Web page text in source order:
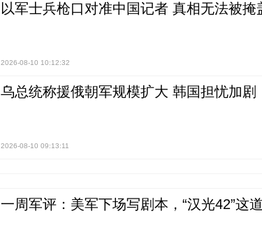
以军士兵枪口对准中国记者 真相无法被掩
2026-08-10 10:12:32
乌总统称援俄朝军规模扩大 韩国担忧加剧
2026-08-10 09:13:11
一周军评：美军下场写剧本，“汉光42”这